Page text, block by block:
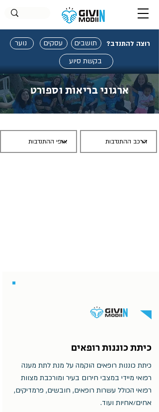
נוער עסקים תושבים רוצה להתנדב?
בקשת סיוע
ארגוני בריאות וספורט
כיתת כוננות רופאים
כיתת כוננות רופאים הוקמה על מנת לתת מענה
רפואי מיידי במצבי חירום בעיר ומורכבת מצוות
רפואי הכולל עשרות רופאים, חובשים, פרמדיקים,
אחים/אחיות ועוד.